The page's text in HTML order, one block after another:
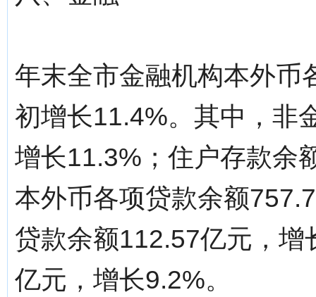
年末全市金融机构本外币
初增长11.4%。其中，非
增长11.3%；住户存款余
本外币各项贷款余额
贷款余额112.57亿元，
亿元，增长9.2%。